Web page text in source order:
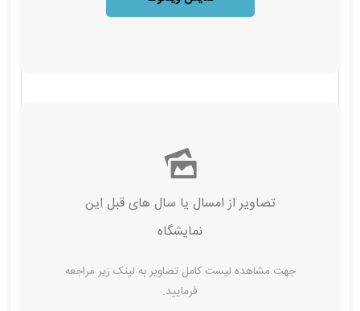
تصاویر از امسال‌ یا سال های قبل این
نمایشگاه
جهت مشاهده لیست کامل تصاویر به لینک زیر مراجعه
فرمایید.